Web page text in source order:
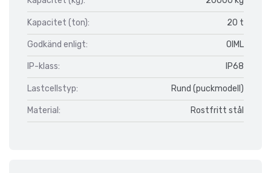
Kapacitet (ton): 20 t
Godkänd enligt: OIML
IP-klass: IP68
Lastcellstyp: Rund (puckmodell)
Material: Rostfritt stål